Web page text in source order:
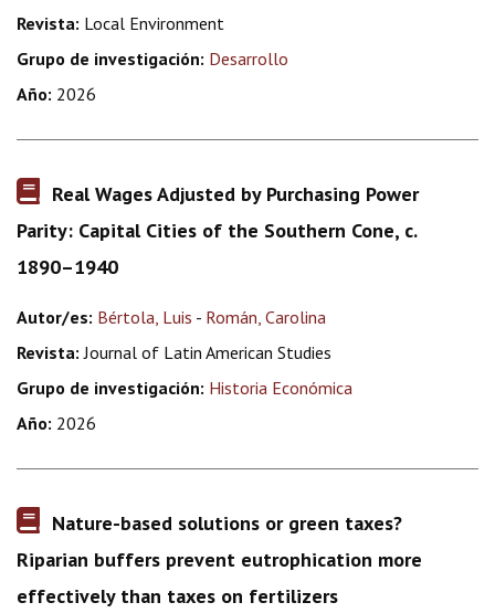
Revista: Local Environment
Grupo de investigación: Desarrollo
Año: 2026
Real Wages Adjusted by Purchasing Power
Parity: Capital Cities of the Southern Cone, c.
1890–1940
Autor/es: Bértola, Luis - Román, Carolina
Revista: Journal of Latin American Studies
Grupo de investigación: Historia Económica
Año: 2026
Nature-based solutions or green taxes?
Riparian buffers prevent eutrophication more
effectively than taxes on fertilizers